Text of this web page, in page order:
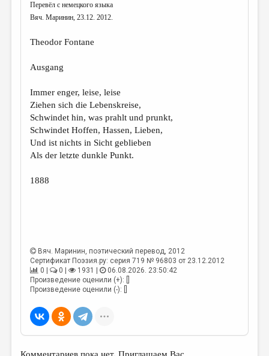
ДАЙДЖЕСТ
ПЕРЕВОДЫ
КОНКУРСЫ
ДЕТСКАЯ КОМНАТА
КНИЖНАЯ ПОЛКА
ОБЗОР ЛИТЕРАТУРЫ
СТРАНИЦЫ ПАМЯТИ
ОБЪЯВЛЕНИЯ
МАЛАЯ ПРОЗА
ЭССЕИСТИКА
КУЛЬТУРОВЕДЕНИЕ
Перевёл с немецкого языка
Вяч. Маринин, 23.12. 2012.
Theodor Fontane
Ausgang
Immer enger, leise, leise
Ziehen sich die Lebenskreise,
Schwindet hin, was prahlt und prunkt,
Schwindet Hoffen, Hassen, Lieben,
Und ist nichts in Sicht geblieben
Als der letzte dunkle Punkt.
1888
Вяч. Маринин, поэтический перевод, 2012
Сертификат Поэзия.ру: серия 719 № 96803 от 23.12.2012
0 |
0 | 1931 |
06.08.2026. 23:50:42
Произведение оценили (+): []
Произведение оценили (-): []